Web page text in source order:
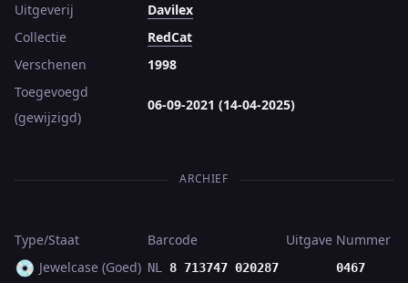
Uitgeverij
Davilex
Collectie
RedCat
Verschenen
1998
Toegevoegd
(gewijzigd)
06-09-2021 (14-04-2025)
ARCHIEF
Type/Staat Barcode Uitgave Nummer
💿 Jewelcase (Goed) NL 8 713747 020287 0467